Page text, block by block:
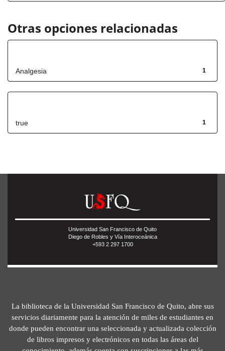
Otras opciones relacionadas
1
Analgesia
1
true
Universidad San Francisco de Quito
Diego de Robles y Vía Interoceánica
+593 2 297 1700
La biblioteca de la Universidad San Francisco de Quito, abre sus
servicios diariamente para la atención de miles de estudiantes en
donde pueden encontrar una seleccionada y actualizada colección
de libros impresos y electrónicos en todas las áreas del